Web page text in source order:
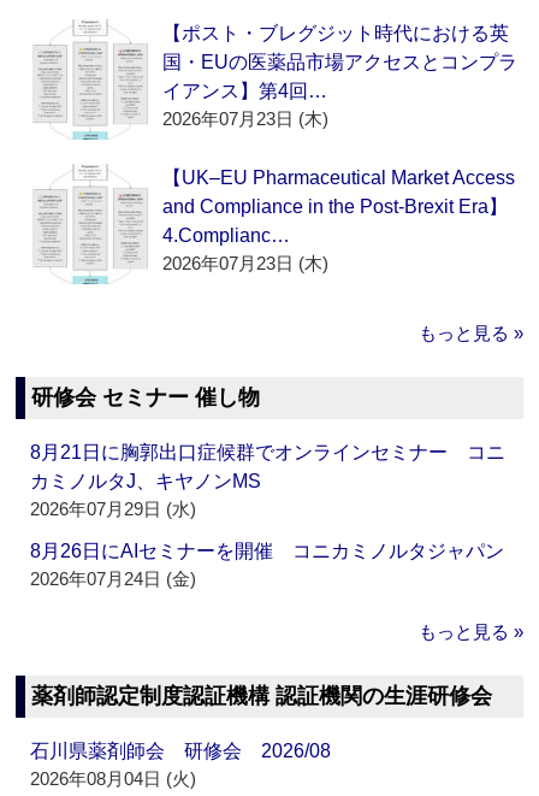
【ポスト・ブレグジット時代における英
国・EUの医薬品市場アクセスとコンプラ
イアンス】第4回…
2026年07月23日 (木)
【UK–EU Pharmaceutical Market Access
and Compliance in the Post-Brexit Era】
4.Complianc…
2026年07月23日 (木)
もっと見る »
研修会 セミナー 催し物
8月21日に胸郭出口症候群でオンラインセミナー コニ
カミノルタJ、キヤノンMS
2026年07月29日 (水)
8月26日にAIセミナーを開催 コニカミノルタジャパン
2026年07月24日 (金)
もっと見る »
薬剤師認定制度認証機構 認証機関の生涯研修会
石川県薬剤師会 研修会 2026/08
2026年08月04日 (火)